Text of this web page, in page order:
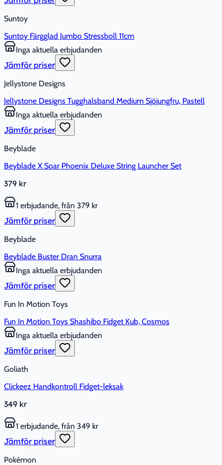
Suntoy
Suntoy Färgglad Jumbo Stressboll 11cm
Inga aktuella erbjudanden
Jämför priser
Jellystone Designs
Jellystone Designs Tugghalsband Medium Sjöjungfru, Pastell
Inga aktuella erbjudanden
Jämför priser
Beyblade
Beyblade X Soar Phoenix Deluxe String Launcher Set
379 kr
1 erbjudande, från 379 kr
Jämför priser
Beyblade
Beyblade Buster Dran Snurra
Inga aktuella erbjudanden
Jämför priser
Fun In Motion Toys
Fun In Motion Toys Shashibo Fidget Kub, Cosmos
Inga aktuella erbjudanden
Jämför priser
Goliath
Clickeez Handkontroll Fidget-leksak
349 kr
1 erbjudande, från 349 kr
Jämför priser
Pokémon